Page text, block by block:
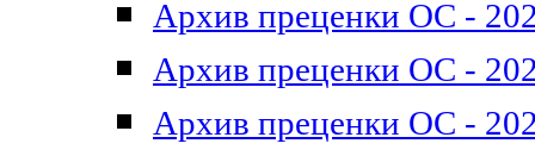
Архив преценки ОС -
Архив преценки ОС -
Архив преценки ОС -